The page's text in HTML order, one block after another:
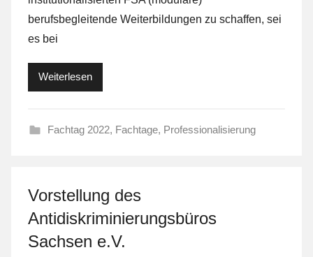
a
F
berufsbegleitende Weiterbildungen zu schaffen, sei
es bei
Weiterlesen
Fachtag 2022, Fachtage, Professionalisierung
Vorstellung des
Antidiskriminierungsbüros
Sachsen e.V.